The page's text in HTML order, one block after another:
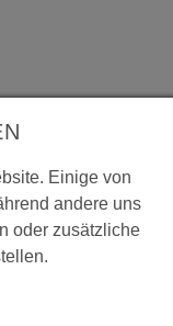
Einige von
andere uns
oder zusätzliche